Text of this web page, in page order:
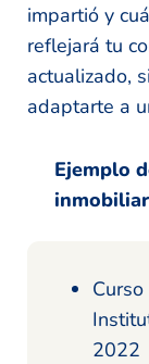
impartió y
reflejará tu
actualizado,
adaptarte a
Ejemplo
2022